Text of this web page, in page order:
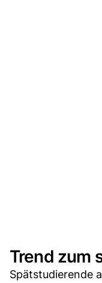
Trend zum
Spätstudierende